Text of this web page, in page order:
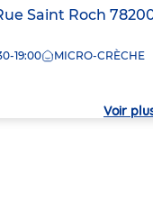
Saint Roch
19:00 MICRO-CRÈCHE
Voir